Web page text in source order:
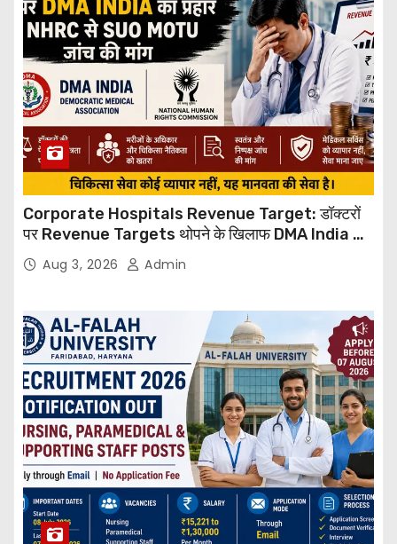
Corporate Hospitals Revenue Target: डॉक्टरों
पर Revenue Targets थोपने के खिलाफ DMA India का
बड़ा कदम, NHRC से Suo Motu जांच की मांग
Aug 3, 2026 Admin